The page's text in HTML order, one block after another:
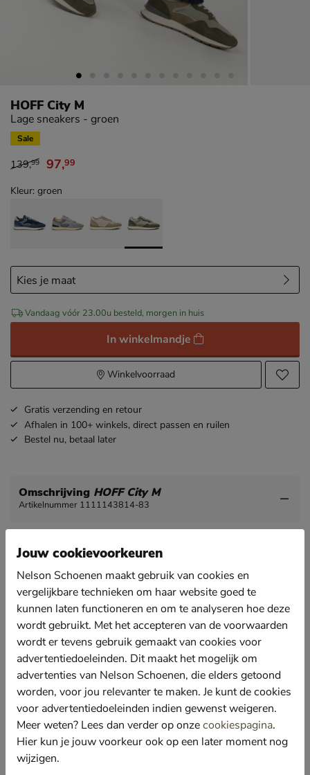
HOFF City M
Lage sneakers - groen
Sale
van € 139,99 voor € 97,99
139,99 97,99
Kleur: groen
Vandaag vóór 23.00u besteld, morgen in huis
In winkelmandje
Winkelvoorraad
Gratis verzending en retour
Afhalen in 100+ winkels, direct passen en ruilen
Bestel nu, betaal later
Omschrijving HOFF City M
Artikelnummer 1111143814-83
Deze sneaker combineert retro met sportief en
stijlvol. Perfect voor alledaagse looks en heerlijk
comfy.
Gemaakt van suede, leer en textiel. Deze combinatie
zorgt voor een luxe uitstraling met een ademend
comfort.
Gevoerd met zacht textiel wat comfort en een goede
vochtafvoer biedt. De gewatteerde hielkap zorgt
daarna voor meer zachtheid.
Voorzien van uitneembaar voetbed van memoryfoam
voor optimale demping bij iedere stap. Bovendien
kunnen eigen zolen ook gebruikt worden.
Afgewerkt met een schokabsorberende tussenzool
die de druk verdeeld en vermoeide voeten voorkomt.
Jouw cookievoorkeuren
Nelson Schoenen maakt gebruik van cookies en
vergelijkbare technieken om haar website goed te
kunnen laten functioneren en om te analyseren hoe deze
wordt gebruikt. Met het accepteren van de voorwaarden
wordt er tevens gebruik gemaakt van cookies voor
advertentiedoeleinden. Dit maakt het mogelijk om
advertenties van Nelson Schoenen, die elders getoond
worden, voor jou relevanter te maken. Je kunt de cookies
voor advertentiedoeleinden indien gewenst weigeren.
Meer weten? Lees dan verder op onzecookiespagina.
Hier kun je jouw voorkeur ook op een later moment nog
wijzigen.